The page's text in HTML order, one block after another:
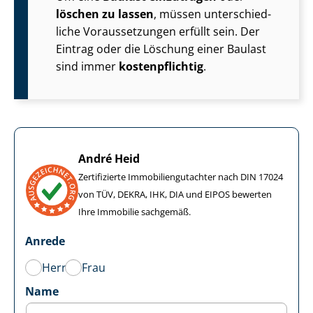
löschen zu lassen, müssen un­ter­schied­
li­che Voraussetzungen erfüllt sein. Der
Eintrag oder die Löschung einer Baulast
sind immer kostenpflichtig.
André Heid
Zertifizierte Im­mo­bi­li­en­gut­ach­ter nach DIN 17024
von TÜV, DEKRA, IHK, DIA und EIPOS bewerten
Ihre Immobilie sachgemäß.
Anrede
Herr
Frau
Name